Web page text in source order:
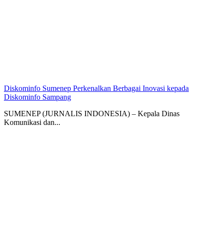
Diskominfo Sumenep Perkenalkan Berbagai Inovasi kepada
Diskominfo Sampang
SUMENEP (JURNALIS INDONESIA) – Kepala Dinas
Komunikasi dan...